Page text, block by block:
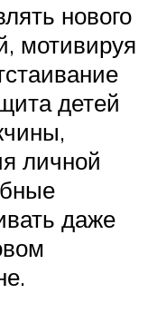
нового
мотивируя
детей
личной
даже